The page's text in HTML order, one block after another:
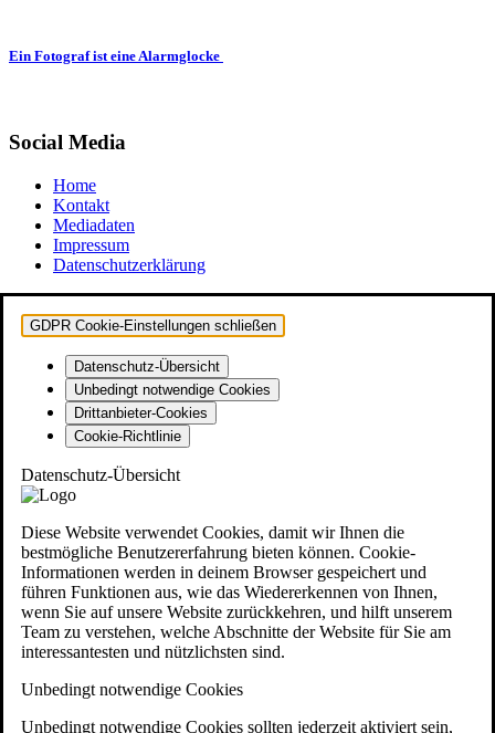
Ein Fotograf ist eine Alarmglocke
Social Media
Home
Kontakt
Mediadaten
Impressum
Datenschutzerklärung
GDPR Cookie-Einstellungen schließen
Datenschutz-Übersicht
Unbedingt notwendige Cookies
Drittanbieter-Cookies
Cookie-Richtlinie
Datenschutz-Übersicht
Diese Website verwendet Cookies, damit wir Ihnen die
bestmögliche Benutzererfahrung bieten können. Cookie-
Informationen werden in deinem Browser gespeichert und
führen Funktionen aus, wie das Wiedererkennen von Ihnen,
wenn Sie auf unsere Website zurückkehren, und hilft unserem
Team zu verstehen, welche Abschnitte der Website für Sie am
interessantesten und nützlichsten sind.
Unbedingt notwendige Cookies
Unbedingt notwendige Cookies sollten jederzeit aktiviert sein,